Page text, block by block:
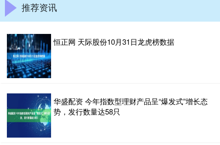
推荐资讯
恒正网 天际股份10月31日龙虎榜数据
华盛配资 今年指数型理财产品呈“爆发式”增长态
势，发行数量达58只